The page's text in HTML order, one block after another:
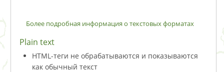
Более подробная информация о текстовых форматах
Plain text
HTML-теги не обрабатываются и показываются
как обычный текст